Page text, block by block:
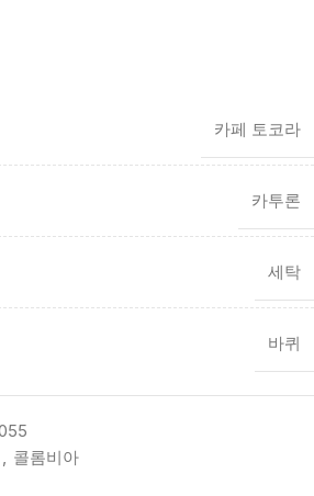
카페 토코라
카투론
세탁
바퀴
, 콜롬비아